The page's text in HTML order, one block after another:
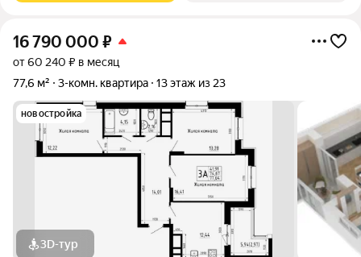
16 790 000 ₽
от 60 240 ₽ в месяц
77,6 м²
3-комн. квартира 13 этаж из 23
новостройка
3D-тур